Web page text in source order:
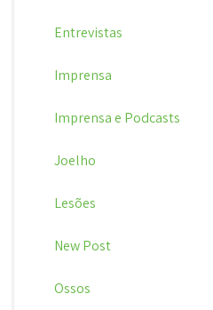
Entrevistas
Imprensa
Imprensa e Podcasts
Joelho
Lesões
New Post
Ossos